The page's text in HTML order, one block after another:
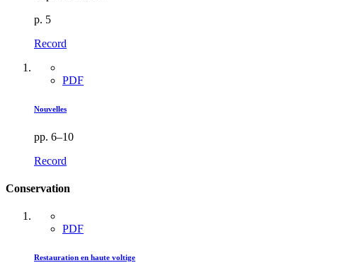
p. 5
Record
PDF
Nouvelles
pp. 6–10
Record
Conservation
PDF
Restauration en haute voltige